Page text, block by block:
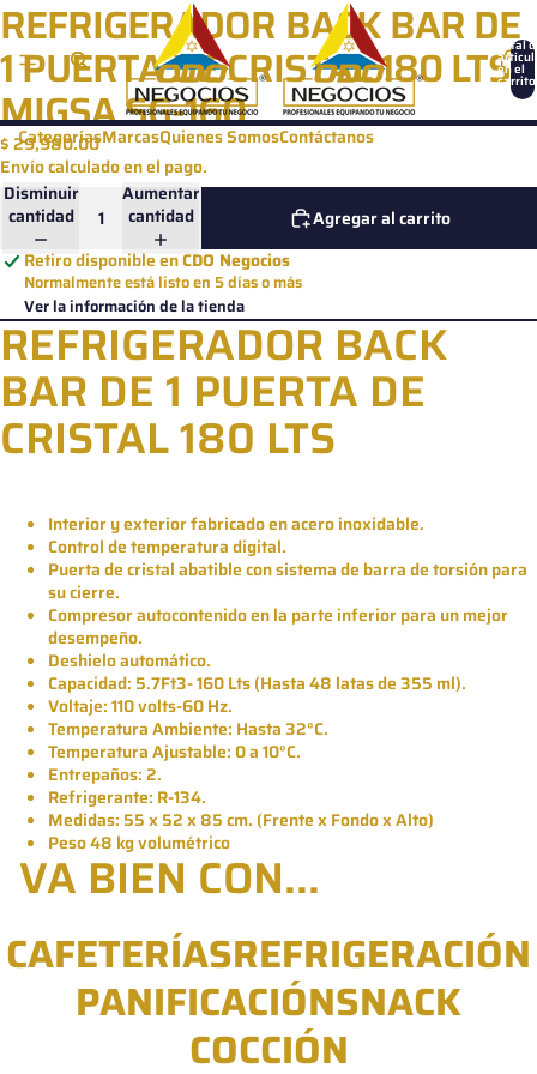
Total
en el
CategoríasMarcasQuienes SomosContáctanos
REFRIGERADOR BACK BAR DE
1 PUERTA DE CRISTAL 180 LTS
MIGSA SG-160
$ 29,980.00
Envío calculado en el pago.
Disminuir
cantidad
Aumentar
cantidad
Agregar al carrito
Retiro disponible enCDO Negocios
Normalmente está listo en 5 días o más
Ver la información de la tienda
REFRIGERADOR BACK
BAR DE 1 PUERTA DE
CRISTAL 180 LTS
Interior y exterior fabricado en acero inoxidable.
Control de temperatura digital.
Puerta de cristal abatible con sistema de barra de torsión para
su cierre.
Compresor autocontenido en la parte inferior para un mejor
desempeño.
Deshielo automático.
Capacidad: 5.7Ft3- 160 Lts (Hasta 48 latas de 355 ml).
Voltaje: 110 volts-60 Hz.
Temperatura Ambiente: Hasta 32°C.
Temperatura Ajustable: 0 a 10°C.
Entrepaños: 2.
Refrigerante: R-134.
Medidas: 55 x 52 x 85 cm. (Frente x Fondo x Alto)
Peso 48 kg volumétrico
VA BIEN CON...
CAFETERÍASREFRIGERACIÓN
PANIFICACIÓNSNACK
COCCIÓN